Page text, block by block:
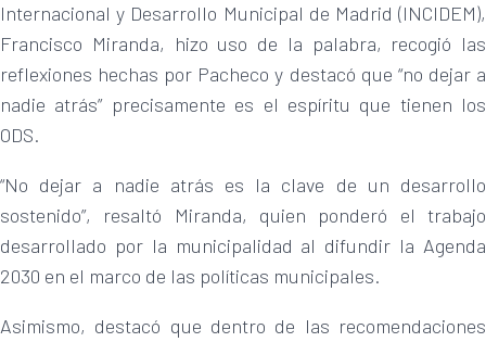
Internacional y Desarrollo Municipal de Madrid (INCIDEM),
Francisco Miranda, hizo uso de la palabra, recogió las
reflexiones hechas por Pacheco y destacó que “no dejar a
nadie atrás” precisamente es el espíritu que tienen los
ODS.
“No dejar a nadie atrás es la clave de un desarrollo
sostenido”, resaltó Miranda, quien ponderó el trabajo
desarrollado por la municipalidad al difundir la Agenda
2030 en el marco de las políticas municipales.
Asimismo, destacó que dentro de las recomendaciones